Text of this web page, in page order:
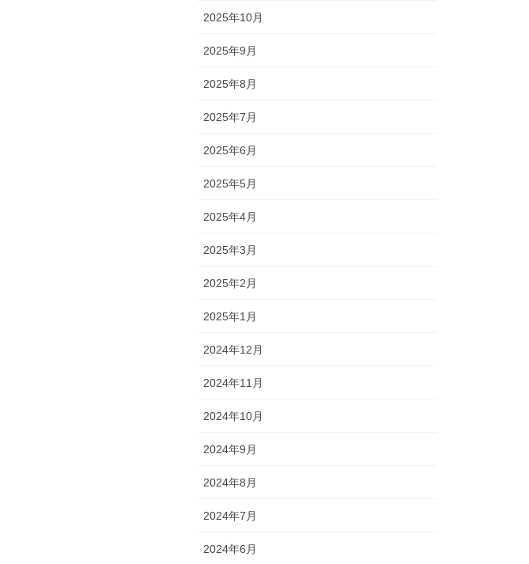
2025年10月
2025年9月
2025年8月
2025年7月
2025年6月
2025年5月
2025年4月
2025年3月
2025年2月
2025年1月
2024年12月
2024年11月
2024年10月
2024年9月
2024年8月
2024年7月
2024年6月